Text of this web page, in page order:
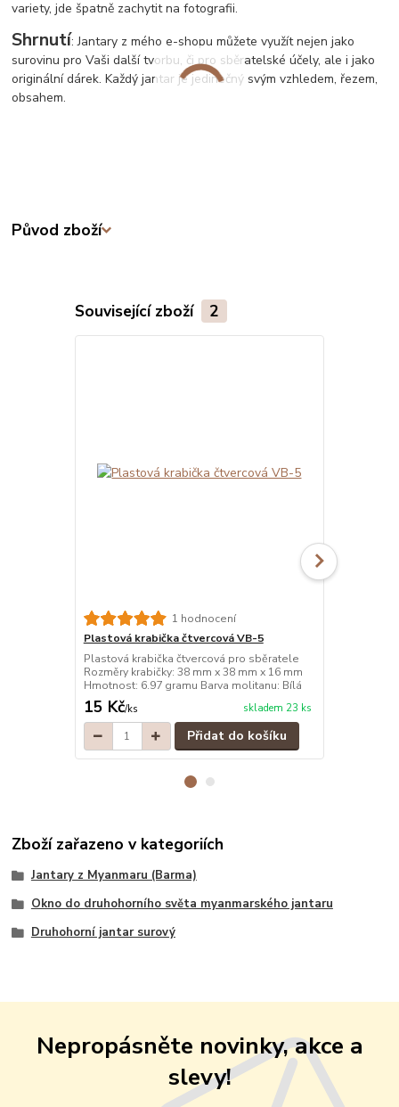
variety, jde špatně zachytit na fotografii.
Shrnutí: Jantary z mého e-shopu můžete využít nejen jako
surovinu pro Vaši další tvorbu, či pro sběratelské účely, ale i jako
originální dárek. Každý jantar je jedinečný svým vzhledem, řezem,
obsahem.
Původ zboží
Související zboží 2
1 hodnocení
Plastová krabička čtvercová VB-5
Plastová krabička čtvercová pro sběratele
Rozměry krabičky: 38 mm x 38 mm x 16 mm
Hmotnost: 6.97 gramu Barva molitanu: Bílá
15 Kč/ks skladem 23 ks
Přidat do košíku
Zboží zařazeno v kategoriích
Jantary z Myanmaru (Barma)
Okno do druhohorního světa myanmarského jantaru
Druhohorní jantar surový
Nepropásněte novinky, akce a
slevy!